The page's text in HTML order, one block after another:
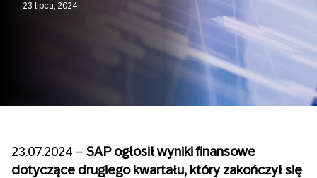
23 lipca, 2024
23.07.2024 – SAP ogłosił wyniki finansowe
dotyczące drugiego kwartału, który zakończył się